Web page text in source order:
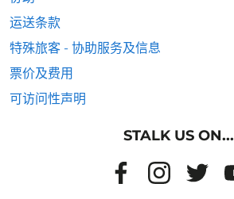
运送条款
特殊旅客 - 协助服务及信息
票价及费用
可访问性声明
STALK US ON...